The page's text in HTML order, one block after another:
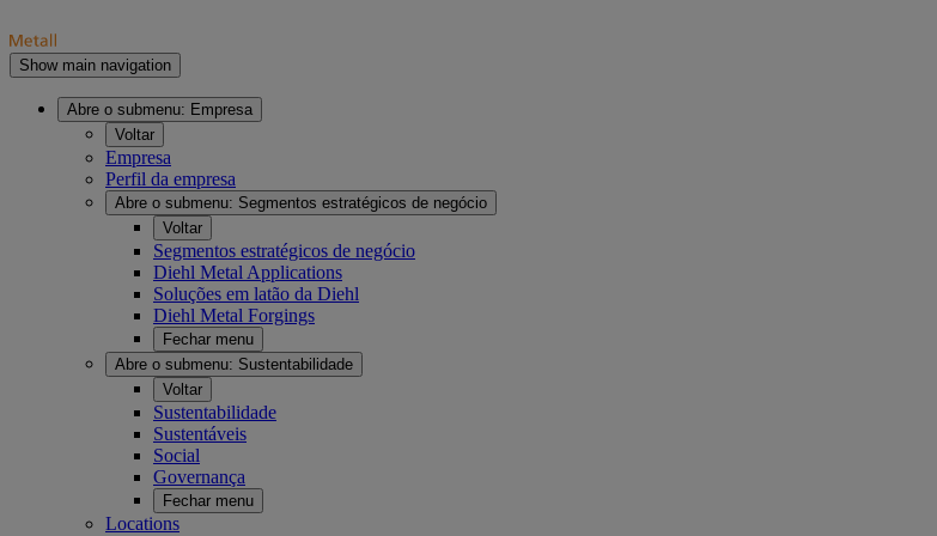
Show main navigation
Abre o submenu: Empresa
Voltar
Empresa
Perfil da empresa
Abre o submenu: Segmentos estratégicos de negócio
Voltar
Segmentos estratégicos de negócio
Diehl Metal Applications
Soluções em latão da Diehl
Diehl Metal Forgings
Fechar menu
Abre o submenu: Sustentabilidade
Voltar
Sustentabilidade
Sustentáveis
Social
Governança
Fechar menu
Locations